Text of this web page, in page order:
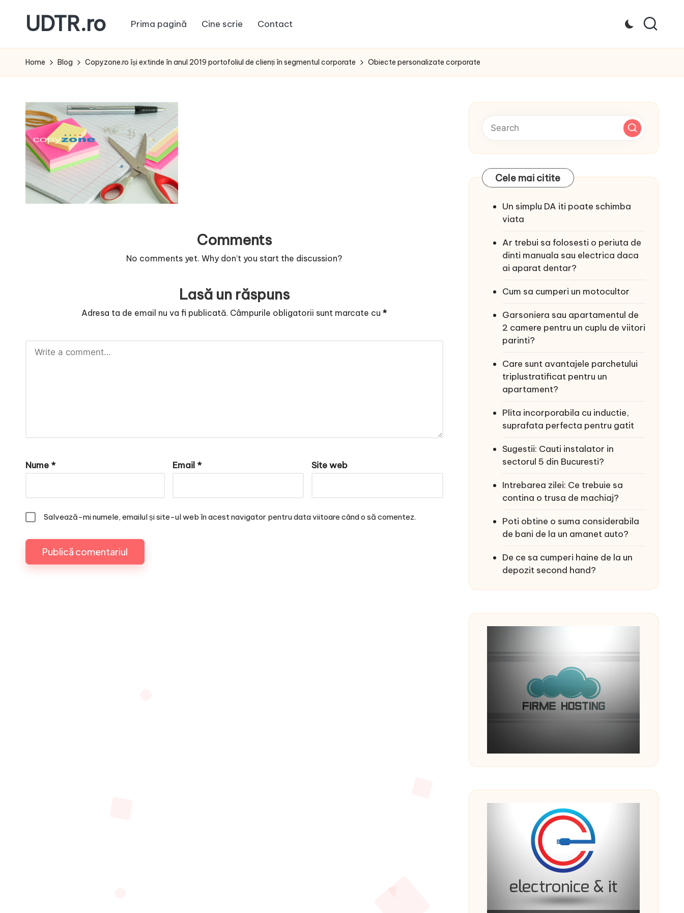
content
UDTR.ro
dorul
te
Prima pagină Cine scrie Contact
Home Blog Copyzone.ro își extinde în anul 2019 portofoliul de clienți în segmentul corporate Obiecte personalizate corporate
Comments
No comments yet. Why don’t you start the discussion?
Lasă un răspuns
Adresa ta de email nu va fi publicată. Câmpurile obligatorii sunt marcate cu*
Nume * Email * Site web
Salvează-mi numele, emailul și site-ul web în acest navigator pentru data viitoare când o să comentez.
Cele mai citite
Un simplu DA iti poate schimba
viata
Ar trebui sa folosesti o periuta de
dinti manuala sau electrica daca
ai aparat dentar?
Cum sa cumperi un motocultor
Garsoniera sau apartamentul de
2 camere pentru un cuplu de viitori
parinti?
Care sunt avantajele parchetului
triplustratificat pentru un
apartament?
Plita incorporabila cu inductie,
suprafata perfecta pentru gatit
Sugestii: Cauti instalator in
sectorul 5 din Bucuresti?
Intrebarea zilei: Ce trebuie sa
contina o trusa de machiaj?
Poti obtine o suma considerabila
de bani de la un amanet auto?
De ce sa cumperi haine de la un
depozit second hand?